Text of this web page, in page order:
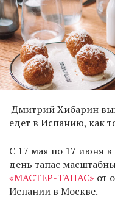
Дмитрий Хибарин
едет в Испанию, как
С 17 мая по 17 июня
день тапас
«МАСТЕР-ТАПАС» от
Испании в Москве.